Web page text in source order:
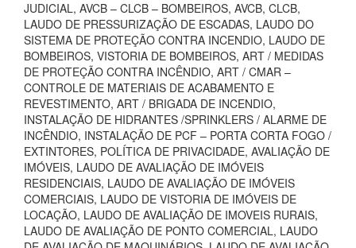
JUDICIAL, AVCB – CLCB – BOMBEIROS, AVCB, CLCB,
LAUDO DE PRESSURIZAÇÃO DE ESCADAS, LAUDO DO
SISTEMA DE PROTEÇÃO CONTRA INCENDIO, LAUDO DE
BOMBEIROS, VISTORIA DE BOMBEIROS, ART / MEDIDAS
DE PROTEÇÃO CONTRA INCÊNDIO, ART / CMAR –
CONTROLE DE MATERIAIS DE ACABAMENTO E
REVESTIMENTO, ART / BRIGADA DE INCENDIO,
INSTALAÇÃO DE HIDRANTES /SPRINKLERS / ALARME DE
INCÊNDIO, INSTALAÇÃO DE PCF – PORTA CORTA FOGO /
EXTINTORES, POLÍTICA DE PRIVACIDADE, AVALIAÇÃO DE
IMÓVEIS, LAUDO DE AVALIAÇÃO DE IMÓVEIS
RESIDENCIAIS, LAUDO DE AVALIAÇÃO DE IMÓVEIS
COMERCIAIS, LAUDO DE VISTORIA DE IMÓVEIS DE
LOCAÇÃO, LAUDO DE AVALIAÇÃO DE IMOVEIS RURAIS,
LAUDO DE AVALIAÇÃO DE PONTO COMERCIAL, LAUDO